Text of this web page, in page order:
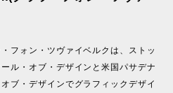
フォン・ツヴァイベルクは、ストッ
ル・オブ・デザインと米国パサデナ
ブ・デザインでグラフィックデザイ